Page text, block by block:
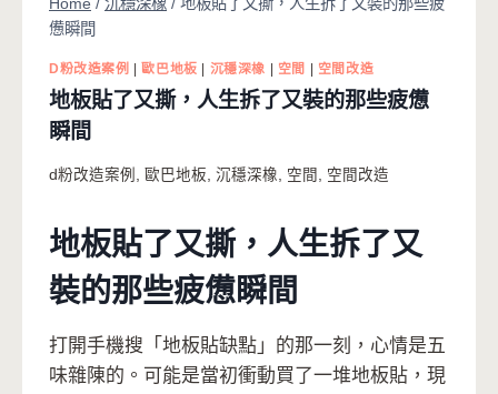
憊瞬間
D粉改造案例 |歐巴地板 | 沉穩深橡 | 空間 | 空間改造
地板貼了又撕，人生拆了又裝的那些疲憊
瞬間
d粉改造案例 , 歐巴地板, 沉穩深橡, 空間 , 空間改造
地板貼了又撕，人生拆了又
裝的那些疲憊瞬間
打開手機搜「地板貼缺點」的那一刻，心情是五
味雜陳的。可能是當初衝動買了一堆地板貼，現